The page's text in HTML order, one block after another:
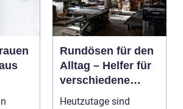
Rundösen für den
Alltag – Helfer für
verschiedene
Bereiche
Heutzutage sind